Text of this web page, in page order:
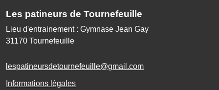
Les patineurs de Tournefeuille
Lieu d'entrainement : Gymnase Jean Gay
31170 Tournefeuille
lespatineursdetournefeuille@gmail.com
Informations légales